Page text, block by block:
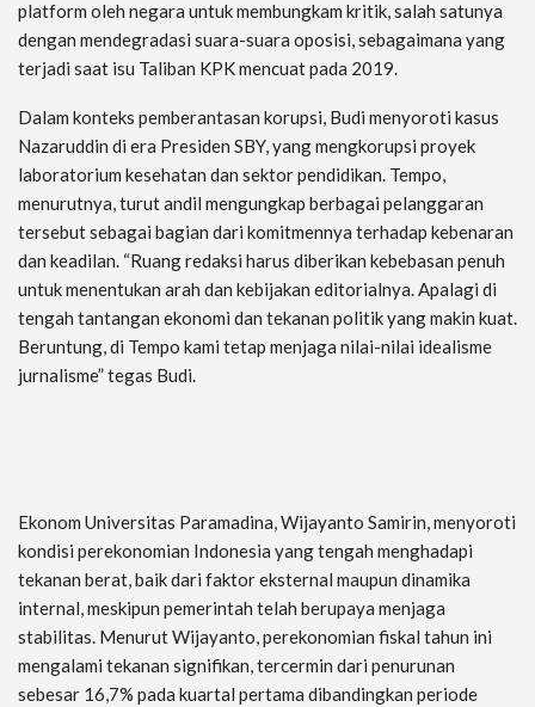
platform oleh negara untuk membungkam kritik, salah satunya
dengan mendegradasi suara-suara oposisi, sebagaimana yang
terjadi saat isu Taliban KPK mencuat pada 2019.
Dalam konteks pemberantasan korupsi, Budi menyoroti kasus
Nazaruddin di era Presiden SBY, yang mengkorupsi proyek
laboratorium kesehatan dan sektor pendidikan. Tempo,
menurutnya, turut andil mengungkap berbagai pelanggaran
tersebut sebagai bagian dari komitmennya terhadap kebenaran
dan keadilan. “Ruang redaksi harus diberikan kebebasan penuh
untuk menentukan arah dan kebijakan editorialnya. Apalagi di
tengah tantangan ekonomi dan tekanan politik yang makin kuat.
Beruntung, di Tempo kami tetap menjaga nilai-nilai idealisme
jurnalisme” tegas Budi.
Ekonom Universitas Paramadina, Wijayanto Samirin, menyoroti
kondisi perekonomian Indonesia yang tengah menghadapi
tekanan berat, baik dari faktor eksternal maupun dinamika
internal, meskipun pemerintah telah berupaya menjaga
stabilitas. Menurut Wijayanto, perekonomian fiskal tahun ini
mengalami tekanan signifikan, tercermin dari penurunan
sebesar 16,7% pada kuartal pertama dibandingkan periode